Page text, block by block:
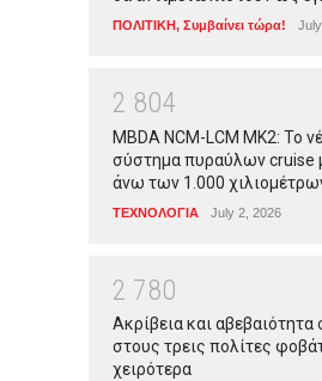
ΠΟΛΙΤΙΚΗ, Συμβαίνει τώρα!
2 804
MBDA NCM-LCM MK2: Το
σύστημα πυραύλων cruise
άνω των 1.000
ΤΕΧΝΟΛΟΓΙΑ July 2, 2026
2 780
Ακρίβεια και αβεβαιότητα
στους τρεις πολίτες
χειρότερα